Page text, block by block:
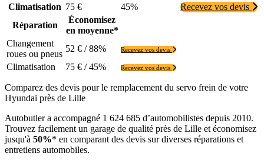
Climatisation 75 € 45%
Recevez vos devis
Réparation
Économisez
en moyenne*
Changement
roues ou pneus
52 € / 88% Recevez vos devis
Climatisation 75 € / 45% Recevez vos devis
Comparez des devis pour le remplacement du servo frein de votre
Hyundai près de Lille
Autobutler a accompagné 1 624 685 d’automobilistes depuis 2010.
Trouvez facilement un garage de qualité près de Lille et économisez
jusqu'à 50%* en comparant des devis sur diverses réparations et
entretiens automobiles.